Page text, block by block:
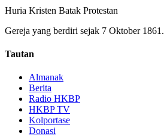
Huria Kristen Batak Protestan
Gereja yang berdiri sejak 7 Oktober 1861.
Tautan
Almanak
Berita
Radio HKBP
HKBP TV
Kolportase
Donasi